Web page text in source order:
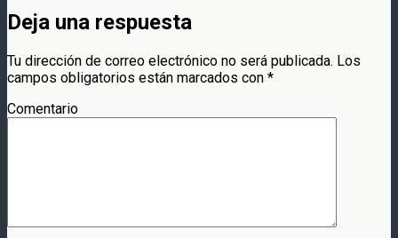
Deja una respuesta
Tu dirección de correo electrónico no será publicada. Los
campos obligatorios están marcados con *
Comentario